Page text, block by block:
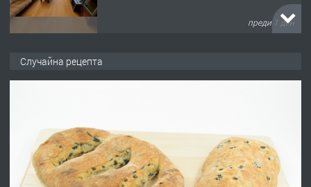
преди 2 дни
ПРЕДЛАГА
№4120 Магазин/Офис под наем в кв.
Любен Каравелов, Хасково-близо до
градската градина!
Случайна рецепта